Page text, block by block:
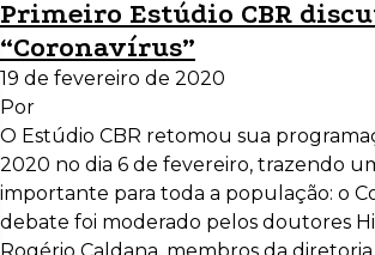
Primeiro Estúdio CBR
“Coronavírus”
19 de fevereiro de 2020
Por
O Estúdio CBR retomou sua
2020 no dia 6 de fevereiro, trazendo
importante para toda a população: o
debate foi moderado pelos doutores
Rogério Caldana, membros da